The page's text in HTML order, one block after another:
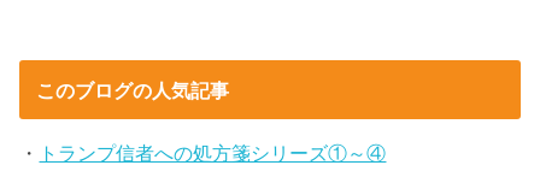
このブログの人気記事
・ トランプ信者への処方箋シリーズ①～④